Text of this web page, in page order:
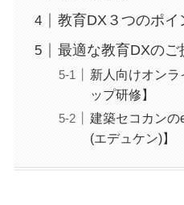
教育DX３つのポイ
最適な教育DXのご
新人向けオン
ップ研修】
建築セコカン
(エデュケン)】